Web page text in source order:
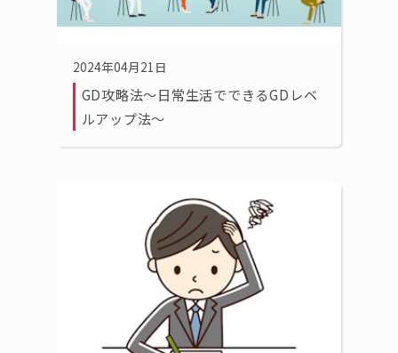
2024年04月21日
GD攻略法〜日常生活でできるGDレベ
ルアップ法〜